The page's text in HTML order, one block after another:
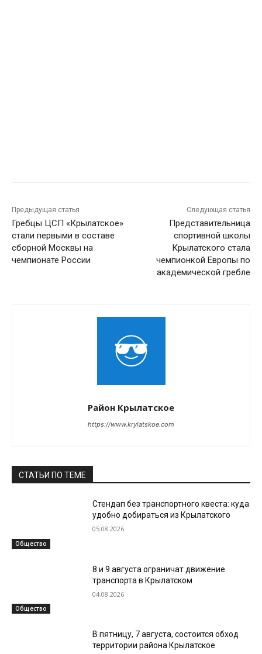
Предыдущая статья
Гребцы ЦСП «Крылатское»
стали первыми в составе
сборной Москвы на
чемпионате России
Следующая статья
Представительница
спортивной школы
Крылатского стала
чемпионкой Европы по
академической гребле
Район Крылатское
https://www.krylatskoe.com
СТАТЬИ ПО ТЕМЕ
Общество
Стендап без транспортного квеста: куда
удобно добираться из Крылатского
05.08.2026
Общество
8 и 9 августа ограничат движение
транспорта в Крылатском
04.08.2026
В пятницу, 7 августа, состоится обход
территории района Крылатское